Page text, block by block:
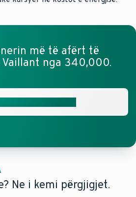
më të afërt të
nga 340,000.
Ne i kemi përgjigjet.